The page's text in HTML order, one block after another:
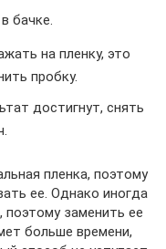
бачке.
на пленку, это
пробку.
достигнут, снять
пленка, поэтому
ее. Однако иногда
заменить ее
больше времени,